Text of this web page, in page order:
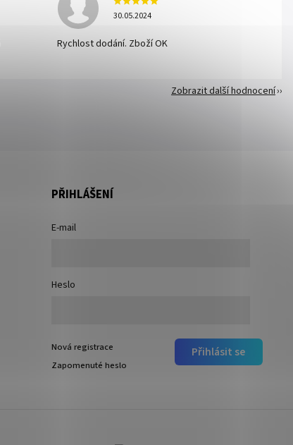
30.05.2024
Rychlost dodání. Zboží OK
Zobrazit další hodnocení
PŘIHLÁŠENÍ
E-mail
Heslo
Přihlásit se
Nová registrace
Zapomenuté heslo